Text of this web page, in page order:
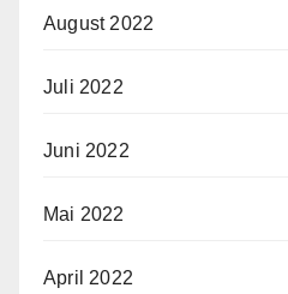
August 2022
Juli 2022
Juni 2022
Mai 2022
April 2022